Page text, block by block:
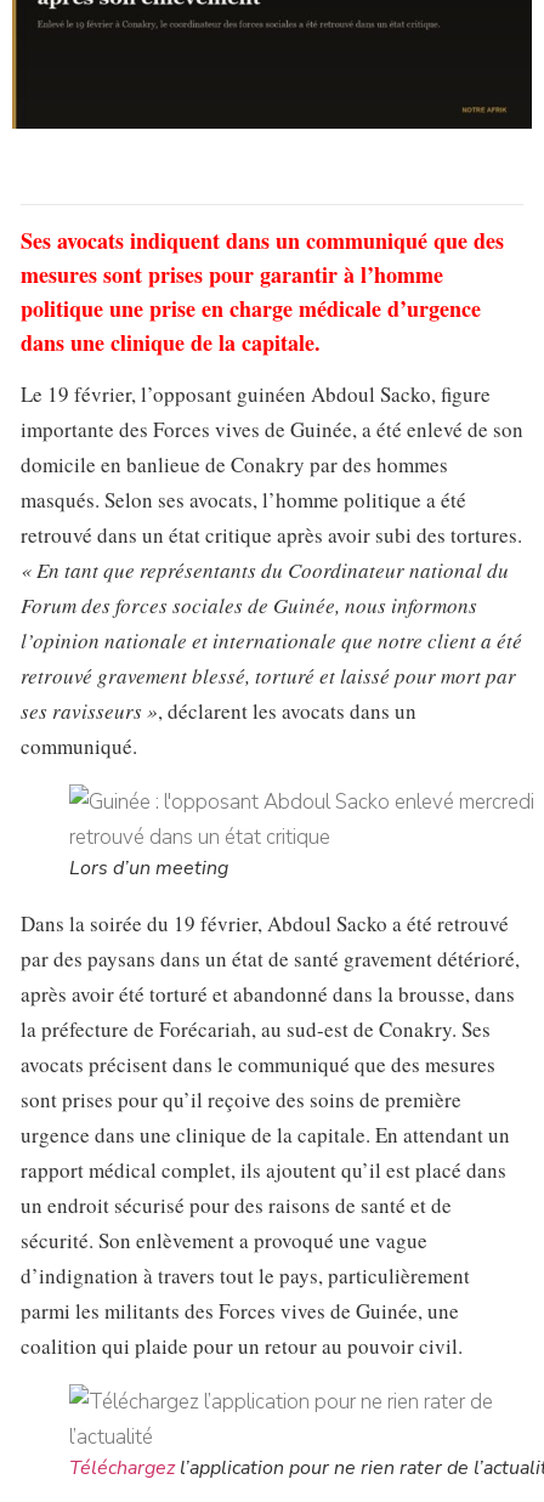
Ses avocats indiquent dans un communiqué que des
mesures sont prises pour garantir à l’homme
politique une prise en charge médicale d’urgence
dans une clinique de la capitale.
Le 19 février, l’opposant guinéen Abdoul Sacko, figure
importante des Forces vives de Guinée, a été enlevé de son
domicile en banlieue de Conakry par des hommes
masqués. Selon ses avocats, l’homme politique a été
retrouvé dans un état critique après avoir subi des tortures.
« En tant que représentants du Coordinateur national du
Forum des forces sociales de Guinée, nous informons
l’opinion nationale et internationale que notre client a été
retrouvé gravement blessé, torturé et laissé pour mort par
ses ravisseurs », déclarent les avocats dans un
communiqué.
Lors d’un meeting
Dans la soirée du 19 février, Abdoul Sacko a été retrouvé
par des paysans dans un état de santé gravement détérioré,
après avoir été torturé et abandonné dans la brousse, dans
la préfecture de Forécariah, au sud-est de Conakry. Ses
avocats précisent dans le communiqué que des mesures
sont prises pour qu’il reçoive des soins de première
urgence dans une clinique de la capitale. En attendant un
rapport médical complet, ils ajoutent qu’il est placé dans
un endroit sécurisé pour des raisons de santé et de
sécurité. Son enlèvement a provoqué une vague
d’indignation à travers tout le pays, particulièrement
parmi les militants des Forces vives de Guinée, une
coalition qui plaide pour un retour au pouvoir civil.
Téléchargezl’application pour ne rien rater de